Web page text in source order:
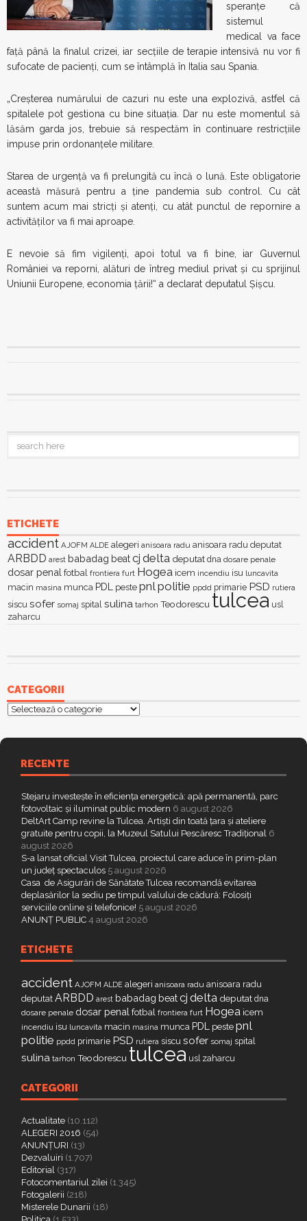
speranțe că
sistemul
medical va face
față până la finalul crizei, iar secțiile de terapie intensivă nu vor fi
sufocate de pacienți, cum se întâmplă în Italia sau Spania.
„Creșterea numărului de cazuri nu este una explozivă, astfel că
spitalele pot gestiona cu bine situația. Dar nu este momentul să
lăsăm garda jos, trebuie să respectăm în continuare restricțiile
impuse prin ordonanțele militare.
Starea de urgență va fi prelungită cu încă o lună. Este obligatorie
această măsură pentru a ține pandemia sub control. Cu cât
suntem acum mai stricți și atenți, cu atât punctul de repornire a
activităților va fi mai aproape.
E nevoie să fim vigilenți, apoi totul va fi bine, iar Guvernul
României va reporni, alături de întreg mediul privat și cu sprijinul
Uniunii Europene, economia țării!“ a declarat deputatul Șișcu.
ETICHETE
accident AJOFM ALDE alegeri anisoara radu anisoara radu deputat
ARBDD arest babadag beatcj delta deputat dna dosare penale
dosar penal fotbal frontiera furt Hogea icem incendiu isu luncavita
macin masina munca PDL peste pnlpolitie ppdd primarie PSD rutiera
siscu sofer somaj spital sulina tarhon Teodorescu tulcea usl
zaharcu
CATEGORII
Categorii
RECENTE
Stejaru investește în eficiența energetică: apă permanentă, parc
fotovoltaic și iluminat public modern 6 august 2026
DeltArt Camp revine la Tulcea. Artiști din toată țara și ateliere
gratuite pentru copii, la Muzeul Satului Pescăresc Tradițional 6
august 2026
S-a lansat oficial Visit Tulcea, proiectul care aduce în prim-plan
un județ spectaculos 5 august 2026
Casa de Asigurări de Sănătate Tulcea recomandă evitarea
deplasărilor la sediu pe timpul valului de cădură: Folosiți
serviciile online și telefonice! 5 august 2026
ANUNȚ PUBLIC 4 august 2026
ETICHETE
accident AJOFM ALDE alegeri anisoara radu anisoara radu
deputat ARBDD arest babadag beatcj delta deputat dna
dosare penale dosar penal fotbal frontiera furt Hogea icem
incendiu isu luncavita macin masina munca PDL peste pnl
politie ppdd primarie PSD rutiera siscu sofer somaj spital
sulina tarhon Teodorescu tulcea usl zaharcu
CATEGORII
Actualitate (10.112)
ALEGERI 2016 (54)
ANUNȚURI (13)
Dezvaluiri (1.707)
Editorial (317)
Fotocomentariul zilei (1.345)
Fotogalerii (218)
Misterele Dunarii (18)